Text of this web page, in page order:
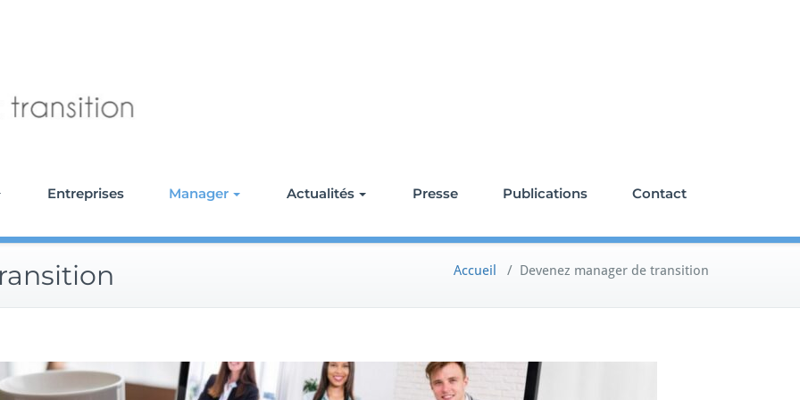
Entreprises Manager Actualités Presse Publications Contact
Accueil / Devenez manager de transition